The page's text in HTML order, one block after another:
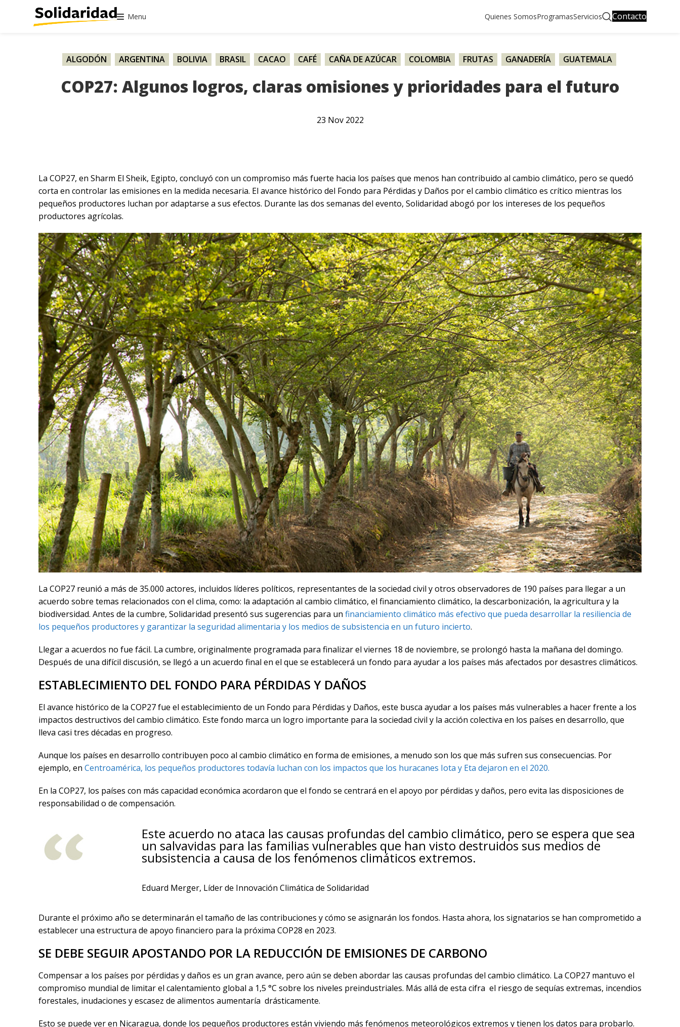
Menu Quienes SomosProgramasServicios Contacto
ALGODÓN ARGENTINA BOLIVIA BRASIL CACAO CAFÉ CAÑA DE AZÚCAR COLOMBIA FRUTAS GANADERÍA GUATEMALA
COP27: Algunos logros, claras omisiones y prioridades para el futuro
23 Nov 2022
La COP27, en Sharm El Sheik, Egipto, concluyó con un compromiso más fuerte hacia los países que menos han contribuido al cambio climático, pero se quedó
corta en controlar las emisiones en la medida necesaria. El avance histórico del Fondo para Pérdidas y Daños por el cambio climático es crítico mientras los
pequeños productores luchan por adaptarse a sus efectos. Durante las dos semanas del evento, Solidaridad abogó por los intereses de los pequeños
productores agrícolas.
La COP27 reunió a más de 35.000 actores, incluidos líderes políticos, representantes de la sociedad civil y otros observadores de 190 países para llegar a un
acuerdo sobre temas relacionados con el clima, como: la adaptación al cambio climático, el financiamiento climático, la descarbonización, la agricultura y la
biodiversidad. Antes de la cumbre, Solidaridad presentó sus sugerencias para un financiamiento climático más efectivo que pueda desarrollar la resiliencia de
los pequeños productores y garantizar la seguridad alimentaria y los medios de subsistencia en un futuro incierto.
Llegar a acuerdos no fue fácil. La cumbre, originalmente programada para finalizar el viernes 18 de noviembre, se prolongó hasta la mañana del domingo.
Después de una difícil discusión, se llegó a un acuerdo final en el que se establecerá un fondo para ayudar a los países más afectados por desastres climáticos.
ESTABLECIMIENTO DEL FONDO PARA PÉRDIDAS Y DAÑOS
El avance histórico de la COP27 fue el establecimiento de un Fondo para Pérdidas y Daños, este busca ayudar a los países más vulnerables a hacer frente a los
impactos destructivos del cambio climático. Este fondo marca un logro importante para la sociedad civil y la acción colectiva en los países en desarrollo, que
lleva casi tres décadas en progreso.
Aunque los países en desarrollo contribuyen poco al cambio climático en forma de emisiones, a menudo son los que más sufren sus consecuencias. Por
ejemplo, en Centroamérica, los pequeños productores todavía luchan con los impactos que los huracanes Iota y Eta dejaron en el 2020.
En la COP27, los países con más capacidad económica acordaron que el fondo se centrará en el apoyo por pérdidas y daños, pero evita las disposiciones de
responsabilidad o de compensación.
Este acuerdo no ataca las causas profundas del cambio climático, pero se espera que sea
un salvavidas para las familias vulnerables que han visto destruidos sus medios de
subsistencia a causa de los fenómenos climáticos extremos.
Eduard Merger, Líder de Innovación Climática de Solidaridad
Durante el próximo año se determinarán el tamaño de las contribuciones y cómo se asignarán los fondos. Hasta ahora, los signatarios se han comprometido a
establecer una estructura de apoyo financiero para la próxima COP28 en 2023.
SE DEBE SEGUIR APOSTANDO POR LA REDUCCIÓN DE EMISIONES DE CARBONO
Compensar a los países por pérdidas y daños es un gran avance, pero aún se deben abordar las causas profundas del cambio climático. La COP27 mantuvo el
compromiso mundial de limitar el calentamiento global a 1,5 °C sobre los niveles preindustriales. Más allá de esta cifra el riesgo de sequías extremas, incendios
forestales, inudaciones y escasez de alimentos aumentaría drásticamente.
Esto se puede ver en Nicaragua, donde los pequeños productores están viviendo más fenómenos meteorológicos extremos y tienen los datos para probarlo.